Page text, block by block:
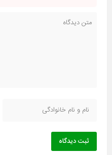
ثبت دیدگاه